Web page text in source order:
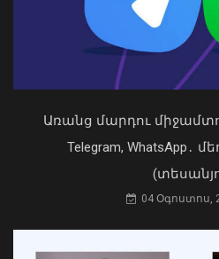
կոմիտեի նախագահի
09 Օգոստոս, 2026 12:20
Դուք 5 տարի ինձնից
եկել. Կոնջորյանը՝
դաշինքի
Առանց մարդու
Telegram,
04 Օգոստոս,